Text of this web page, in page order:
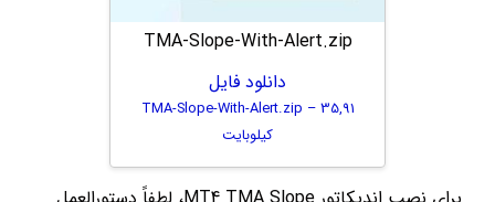
TMA-Slope-With-Alert.zip
دانلود فایل
TMA-Slope-With-Alert.zip – 35,91
کیلوبایت